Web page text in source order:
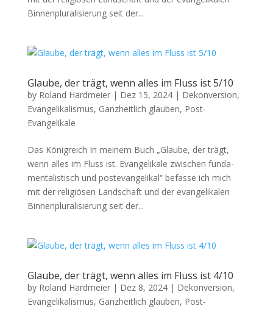
Bin­nen­plu­ral­isierung seit der...
Glaube, der trägt, wenn alles im Fluss ist 5/10
by Roland Hardmeier| Dez 15, 2024| Dekonversion,
Evangelikalismus, Ganzheitlich glauben, Post-
Evangelikale
Das Kön­i­gre­ich In meinem Buch „Glaube, der trägt,
wenn alles im Fluss ist. Evan­ge­likale zwis­chen fun­da­
men­tal­is­tisch und poste­van­ge­likal“ befasse ich mich
mit der religiösen Land­schaft und der evan­ge­likalen
Bin­nen­plu­ral­isierung seit der...
Glaube, der trägt, wenn alles im Fluss ist 4/10
by Roland Hardmeier| Dez 8, 2024| Dekonversion,
Evangelikalismus, Ganzheitlich glauben, Post-